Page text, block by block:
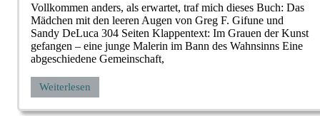
Vollkommen anders, als erwartet, traf mich dieses Buch: Das
Mädchen mit den leeren Augen von Greg F. Gifune und
Sandy DeLuca 304 Seiten Klappentext: Im Grauen der Kunst
gefangen – eine junge Malerin im Bann des Wahnsinns Eine
abgeschiedene Gemeinschaft,
Weiterlesen